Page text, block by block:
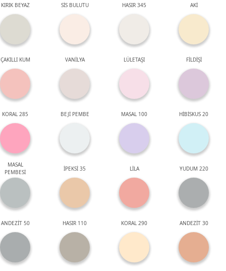
KIRIK BEYAZ SİS BULUTU HASIR 345 AKİ
ÇAKILLI KUM VANİLYA LÜLETAŞI FİLDİŞİ
KORAL 285 BEJİ PEMBE MASAL 100 HİBİSKUS 20
MASAL
PEMBESİ
İPEKSİ 35 LİLA YUDUM 220
ANDEZİT 50 HASIR 110 KORAL 290 ANDEZİT 30